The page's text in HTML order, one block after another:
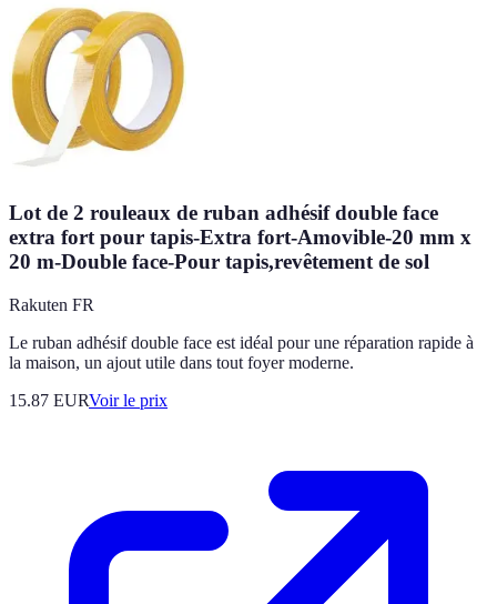
Lot de 2 rouleaux de ruban adhésif double face
extra fort pour tapis-Extra fort-Amovible-20 mm x
20 m-Double face-Pour tapis,revêtement de sol
Rakuten FR
Le ruban adhésif double face est idéal pour une réparation rapide à
la maison, un ajout utile dans tout foyer moderne.
15.87 EURVoir le prix